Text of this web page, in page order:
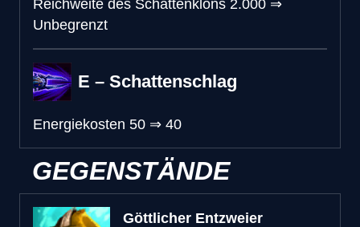
Reichweite des Schattenklons 2.000 ⇒
Unbegrenzt
E – Schattenschlag
Energiekosten 50 ⇒ 40
GEGENSTÄNDE
Göttlicher Entzweier